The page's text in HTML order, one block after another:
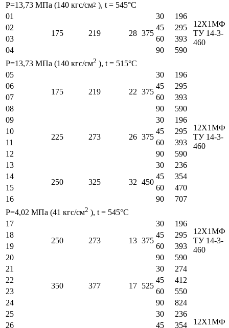
Р=13,73 МПа (140 кгс/см2 ), t = 545°С
01
175
219 28 375
30
196
12Х1МФ
ТУ 14-3-
460
02 45
295
03
60
393
04
90
590
Р=13,73 МПа (140 кгс/см2 ), t = 515°С
05
175
219 22 375
30 196
12Х1МФ
ТУ 14-3-
460
06 45
295
07
60
393
08
90
590
09
225
273 26 375
30
196
10
45
295
11
60
393
12
90
590
13
250
325 32 450
30
236
14
45
354
15
60
470
16
90
707
Р=4,02 МПа (41 кгс/см2 ), t = 545°C
17
250
273 13 375
30
196
12Х1МФ
ТУ 14-3-
460
18 45
295
19
60
393
20
90
590
21
350
377 17 525
30 274
12Х1МФ
22 45
412
23
60
550
24
90
824
25
30
236
26
45
354